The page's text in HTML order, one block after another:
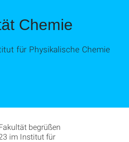
Chemie
für Physikalische Chemie
begrüßen
im Institut für